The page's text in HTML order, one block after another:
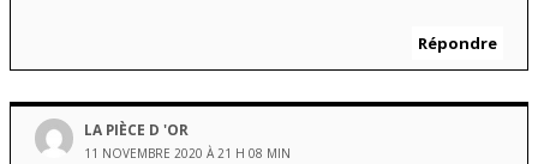
Répondre
LA PIÈCE D 'OR
11 NOVEMBRE 2020 À 21 H 08 MIN